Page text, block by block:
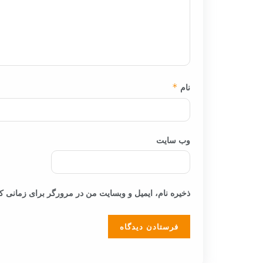
نام *
وب‌ سایت
ذخیره نام، ایمیل و وبسایت من در مرورگر برای زمانی